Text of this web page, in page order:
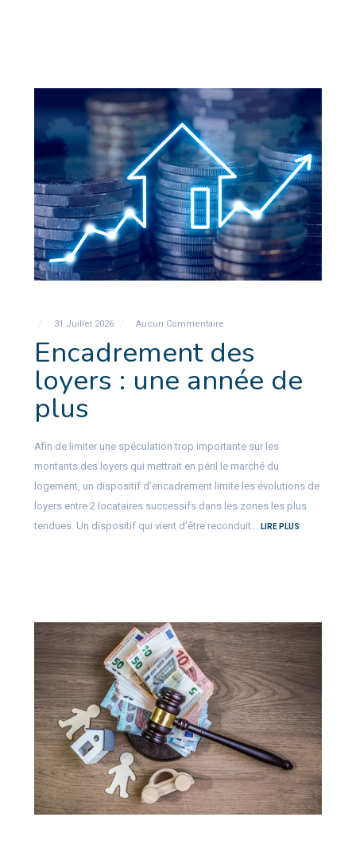
31 Juillet 2026 Aucun Commentaire
Encadrement des
loyers : une année de
plus
Afin de limiter une spéculation trop importante sur les
montants des loyers qui mettrait en péril le marché du
logement, un dispositif d’encadrement limite les évolutions de
loyers entre 2 locataires successifs dans les zones les plus
tendues. Un dispositif qui vient d’être reconduit…
LIRE PLUS